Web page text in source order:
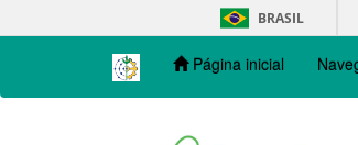
navigation
BRASIL
Página inicial